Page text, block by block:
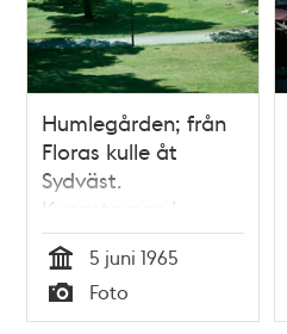
Humlegården; från
Floras kulle åt
Sydväst.
Kungstornen i
fonden
Tid
5 juni 1965
Typ
Foto